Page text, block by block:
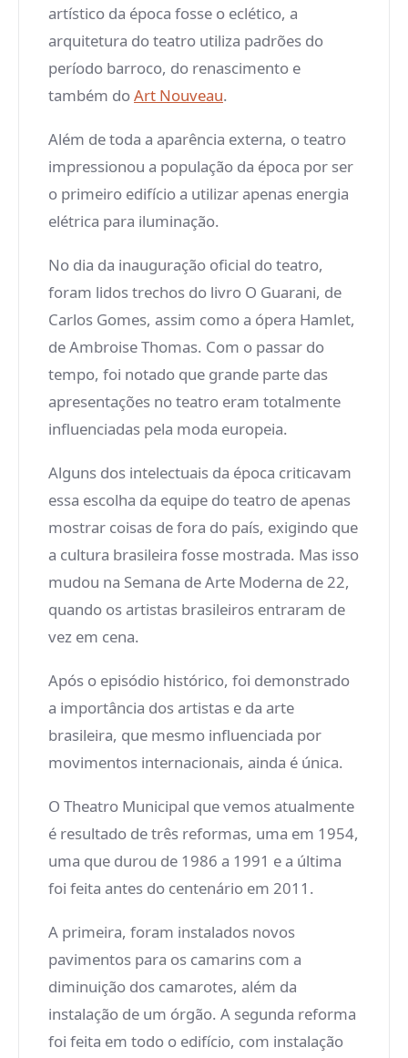
artístico da época fosse o eclético, a
arquitetura do teatro utiliza padrões do
período barroco, do renascimento e
também doArt Nouveau.
Além de toda a aparência externa, o teatro
impressionou a população da época por ser
o primeiro edifício a utilizar apenas energia
elétrica para iluminação.
No dia da inauguração oficial do teatro,
foram lidos trechos do livro O Guarani, de
Carlos Gomes, assim como a ópera Hamlet,
de Ambroise Thomas. Com o passar do
tempo, foi notado que grande parte das
apresentações no teatro eram totalmente
influenciadas pela moda europeia.
Alguns dos intelectuais da época criticavam
essa escolha da equipe do teatro de apenas
mostrar coisas de fora do país, exigindo que
a cultura brasileira fosse mostrada. Mas isso
mudou na Semana de Arte Moderna de 22,
quando os artistas brasileiros entraram de
vez em cena.
Após o episódio histórico, foi demonstrado
a importância dos artistas e da arte
brasileira, que mesmo influenciada por
movimentos internacionais, ainda é única.
O Theatro Municipal que vemos atualmente
é resultado de três reformas, uma em 1954,
uma que durou de 1986 a 1991 e a última
foi feita antes do centenário em 2011.
A primeira, foram instalados novos
pavimentos para os camarins com a
diminuição dos camarotes, além da
instalação de um órgão. A segunda reforma
foi feita em todo o edifício, com instalação